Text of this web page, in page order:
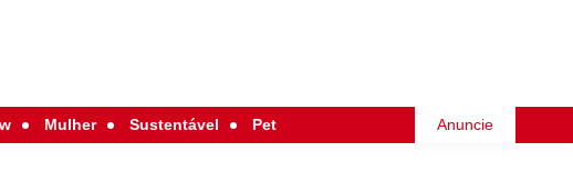
Mulher Sustentável Pet Anuncie